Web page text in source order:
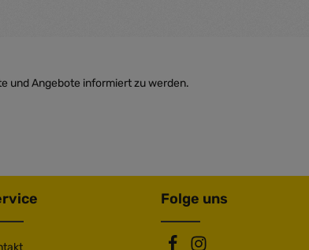
und Angebote informiert zu werden.
Folge uns